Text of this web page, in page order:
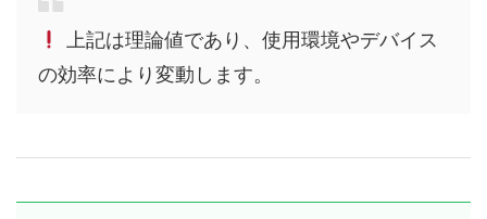
上記は理論値であり、使用環境やデバイス
の効率により変動します。